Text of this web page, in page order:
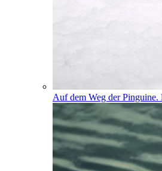
Auf dem Weg der Pinguine.